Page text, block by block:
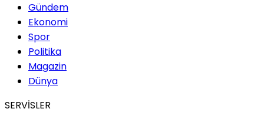
Gündem
Ekonomi
Spor
Politika
Magazin
Dünya
SERVİSLER